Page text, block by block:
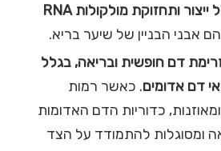
ותחזוקת מולקולותRNA
אבני הבניין של שיער בריא.
דם חופשית ובריאה, בגלל
דם אדומים. כאשר רמות
כדוריות הדם האדומות
ומסוגלות להתמודד על הצד